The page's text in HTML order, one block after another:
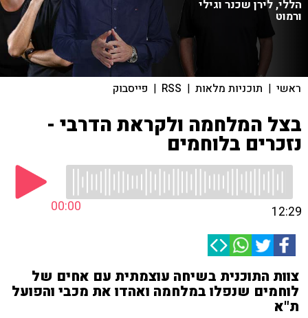
הללי, לירן שכנר וגילי
ורמוט
ראשי | תוכניות מלאות |
RSS
| פייסבוק
בצל המלחמה ולקראת הדרבי -
נזכרים בלוחמים
00:00 12:29
צוות התוכנית בשיחה עוצמתית עם אחים של
לוחמים שנפלו במלחמה ואהדו את מכבי והפועל
ת"א